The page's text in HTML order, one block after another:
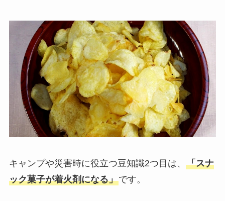
キャンプや災害時に役立つ豆知識2つ目は、 「スナ
ック菓子が着火剤になる」です。